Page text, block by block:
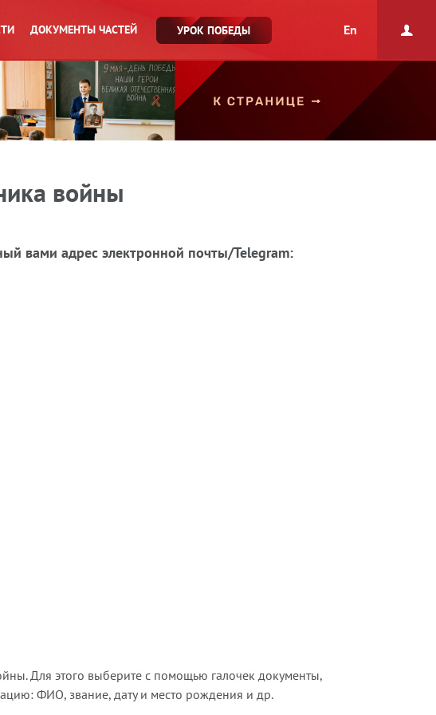
ДОКУМЕНТЫ ЧАСТЕЙ УРОК ПОБЕДЫ En
войны
вами адрес электронной почты/Telegram:
Для этого выберите с помощью галочек документы,
ФИО, звание, дату и место рождения и др.